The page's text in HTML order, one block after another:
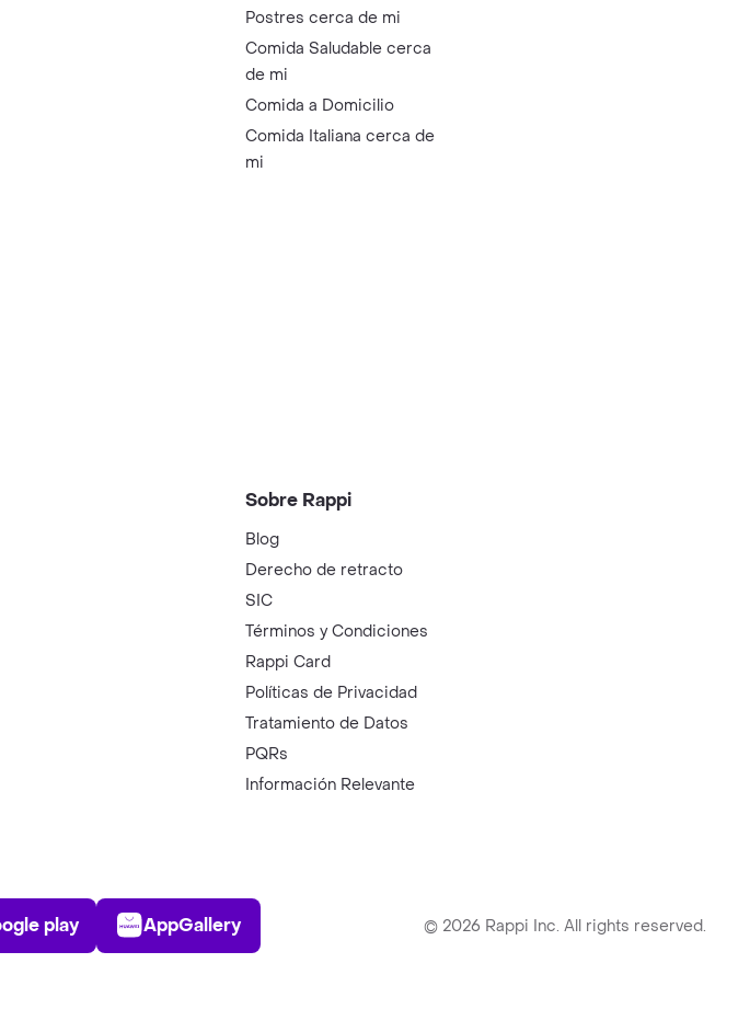
Postres cerca de mi
Comida Saludable cerca
de mi
Comida a Domicilio
Comida Italiana cerca de
mi
Sobre Rappi
Blog
Derecho de retracto
SIC
Términos y Condiciones
Rappi Card
Políticas de Privacidad
Tratamiento de Datos
PQRs
Información Relevante
Play Store
play
AppGallery
AppGallery © 2026 Rappi Inc. All rights reserved.